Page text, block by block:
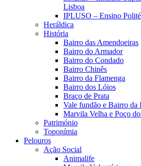
Lisboa
IPLUSO – Ensino
Heráldica
História
Bairro das Amendoeiras
Bairro do Armador
Bairro do Condado
Bairro Chinês
Bairro da Flamenga
Bairro dos Lóios
Braço de Prata
Vale fundão e Bairro
Marvila Velha e Poço
Património
Toponímia
Pelouros
Ação Social
Animalife